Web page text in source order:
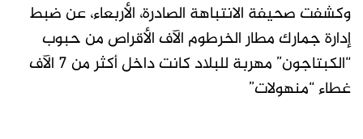
وكشفت صحيفة الانتباهة الصادرة، الأربعاء، عن ضبط
إدارة جمارك مطار الخرطوم الآف الأقراص من حبوب
“الكبتاجون” مهربة للبلاد كانت داخل أكثر من 7 الآف
غطاء “منهولات”